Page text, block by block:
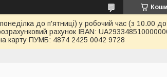
до п'ятниці) у робочий час (з 10.00
рахунок IBAN:
карту ПУМБ: 4874 2425 0042 9728